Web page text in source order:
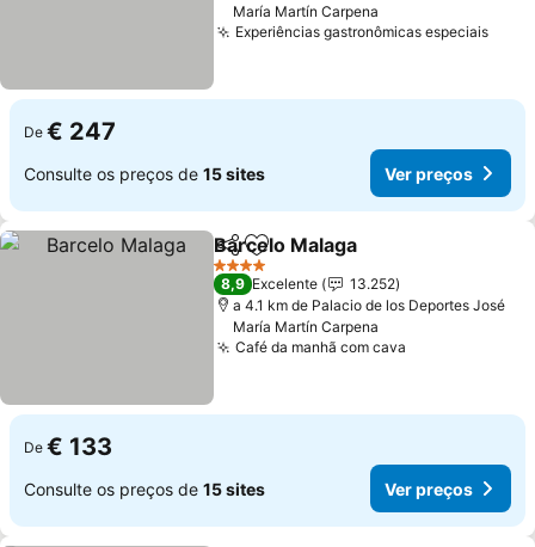
María Martín Carpena
Experiências gastronômicas especiaisVer
De € 247
Consulte os preços de 15 sites Ver preços
PartilharAdicionar aos favoritos
Barcelo Malaga
4 Estrelas
8,9 Excelente
13.252
a 4.1 km de Palacio de los Deportes José
María Martín Carpena
Café da manhã com cava
De € 133
Consulte os preços de 15 sites Ver preços